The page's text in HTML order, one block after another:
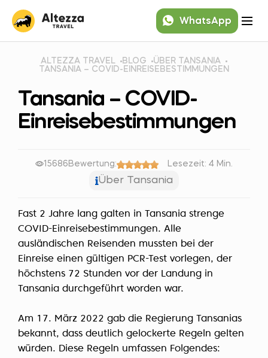
WhatsApp
ALTEZZA TRAVEL BLOG
ÜBER TANSANIA
TANSANIA – COVID-EINREISEBESTIMMUNGEN
Tansania – COVID-
Einreisebestimmungen
15686 Bewertung: Lesezeit: 4 Min.
Über Tansania
Fast 2 Jahre lang galten in Tansania strenge
COVID-Einreisebestimmungen. Alle
ausländischen Reisenden mussten bei der
Einreise einen gültigen PCR-Test vorlegen, der
höchstens 72 Stunden vor der Landung in
Tansania durchgeführt worden war.
Am 17. März 2022 gab die Regierung Tansanias
bekannt, dass deutlich gelockerte Regeln gelten
würden. Diese Regeln umfassen Folgendes: